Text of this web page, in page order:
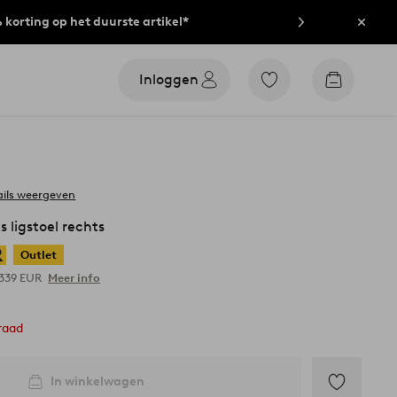
korting op het duurste artikel*
Inloggen
Ga
Go
weergeven
ligstoel rechts
Outlet
EUR Meer info
In winkelwagen